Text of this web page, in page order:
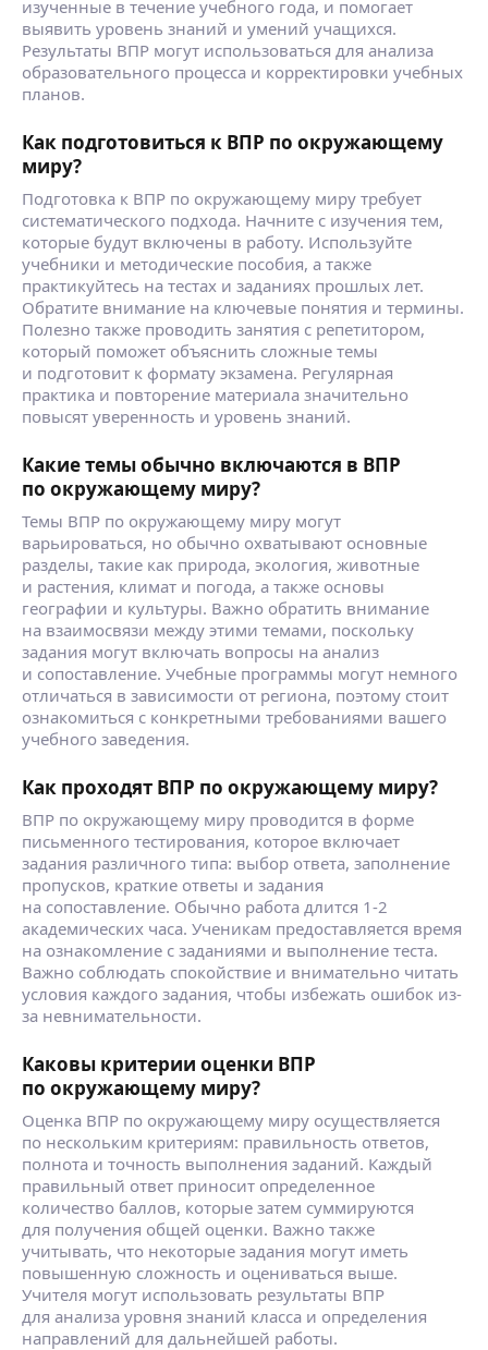
изученные в течение учебного года, и помогает
выявить уровень знаний и умений учащихся.
Результаты ВПР могут использоваться для анализа
образовательного процесса и корректировки учебных
планов.
Как подготовиться к ВПР по окружающему
миру?
Подготовка к ВПР по окружающему миру требует
систематического подхода. Начните с изучения тем,
которые будут включены в работу. Используйте
учебники и методические пособия, а также
практикуйтесь на тестах и заданиях прошлых лет.
Обратите внимание на ключевые понятия и термины.
Полезно также проводить занятия с репетитором,
который поможет объяснить сложные темы
и подготовит к формату экзамена. Регулярная
практика и повторение материала значительно
повысят уверенность и уровень знаний.
Какие темы обычно включаются в ВПР
по окружающему миру?
Темы ВПР по окружающему миру могут
варьироваться, но обычно охватывают основные
разделы, такие как природа, экология, животные
и растения, климат и погода, а также основы
географии и культуры. Важно обратить внимание
на взаимосвязи между этими темами, поскольку
задания могут включать вопросы на анализ
и сопоставление. Учебные программы могут немного
отличаться в зависимости от региона, поэтому стоит
ознакомиться с конкретными требованиями вашего
учебного заведения.
Как проходят ВПР по окружающему миру?
ВПР по окружающему миру проводится в форме
письменного тестирования, которое включает
задания различного типа: выбор ответа, заполнение
пропусков, краткие ответы и задания
на сопоставление. Обычно работа длится 1-2
академических часа. Ученикам предоставляется время
на ознакомление с заданиями и выполнение теста.
Важно соблюдать спокойствие и внимательно читать
условия каждого задания, чтобы избежать ошибок из-
за невнимательности.
Каковы критерии оценки ВПР
по окружающему миру?
Оценка ВПР по окружающему миру осуществляется
по нескольким критериям: правильность ответов,
полнота и точность выполнения заданий. Каждый
правильный ответ приносит определенное
количество баллов, которые затем суммируются
для получения общей оценки. Важно также
учитывать, что некоторые задания могут иметь
повышенную сложность и оцениваться выше.
Учителя могут использовать результаты ВПР
для анализа уровня знаний класса и определения
направлений для дальнейшей работы.